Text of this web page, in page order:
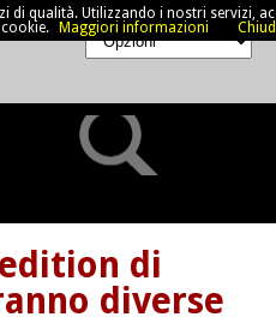
di
diverse
di qualità. Utilizzando i nostri servizi,
Maggiori informazioni